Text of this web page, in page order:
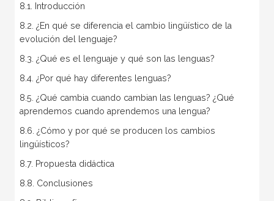
8.1. Introducción
8.2. ¿En qué se diferencia el cambio lingüístico de la
evolución del lenguaje?
8.3. ¿Qué es el lenguaje y qué son las lenguas?
8.4. ¿Por qué hay diferentes lenguas?
8.5. ¿Qué cambia cuando cambian las lenguas? ¿Qué
aprendemos cuando aprendemos una lengua?
8.6. ¿Cómo y por qué se producen los cambios
lingüísticos?
8.7. Propuesta didáctica
8.8. Conclusiones